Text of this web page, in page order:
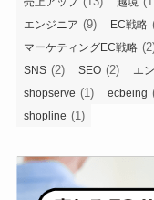
エンジニア (9) EC戦略
マーケティングEC戦略
SNS (2) SEO (2) エ
shopserve (1) ecbeing
shopline (1)